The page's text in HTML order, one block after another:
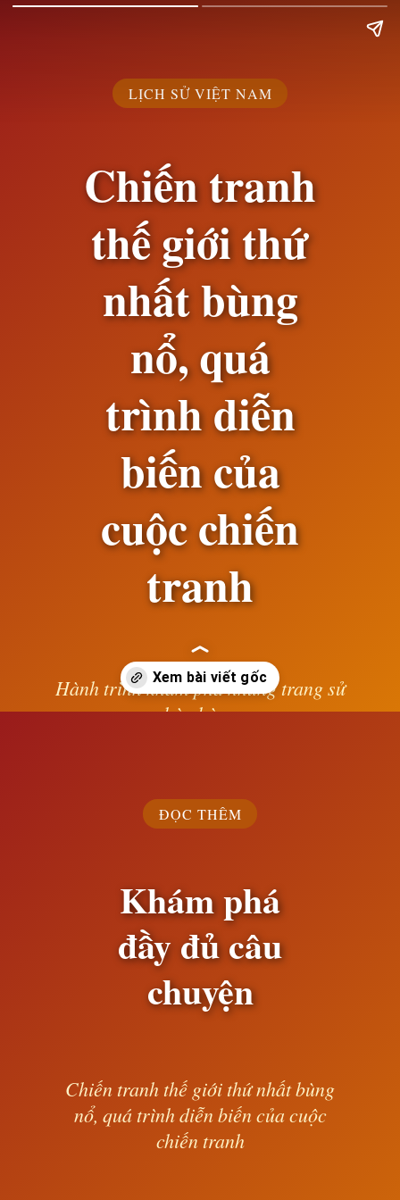
LỊCH SỬ VIỆT NAM
Chiến tranh
thế giới thứ
nhất bùng
nổ, quá
trình diễn
biến của
cuộc chiến
tranh
Hành trình khám phá những trang sử
hào hùng
ĐỌC THÊM
Khám phá
đầy đủ câu
chuyện
Chiến tranh thế giới thứ nhất bùng
nổ, quá trình diễn biến của cuộc
chiến tranh